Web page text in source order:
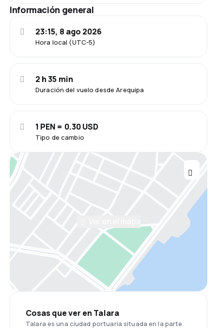
Información general
Hora local (UTC-5)
23:15, 8 ago 2026
Duración del vuelo desde Arequipa
2 h 35 min
Tipo de cambio
1 PEN = 0.30 USD
Cosas que ver en Talara
Talara es una ciudad portuaria situada en la parte